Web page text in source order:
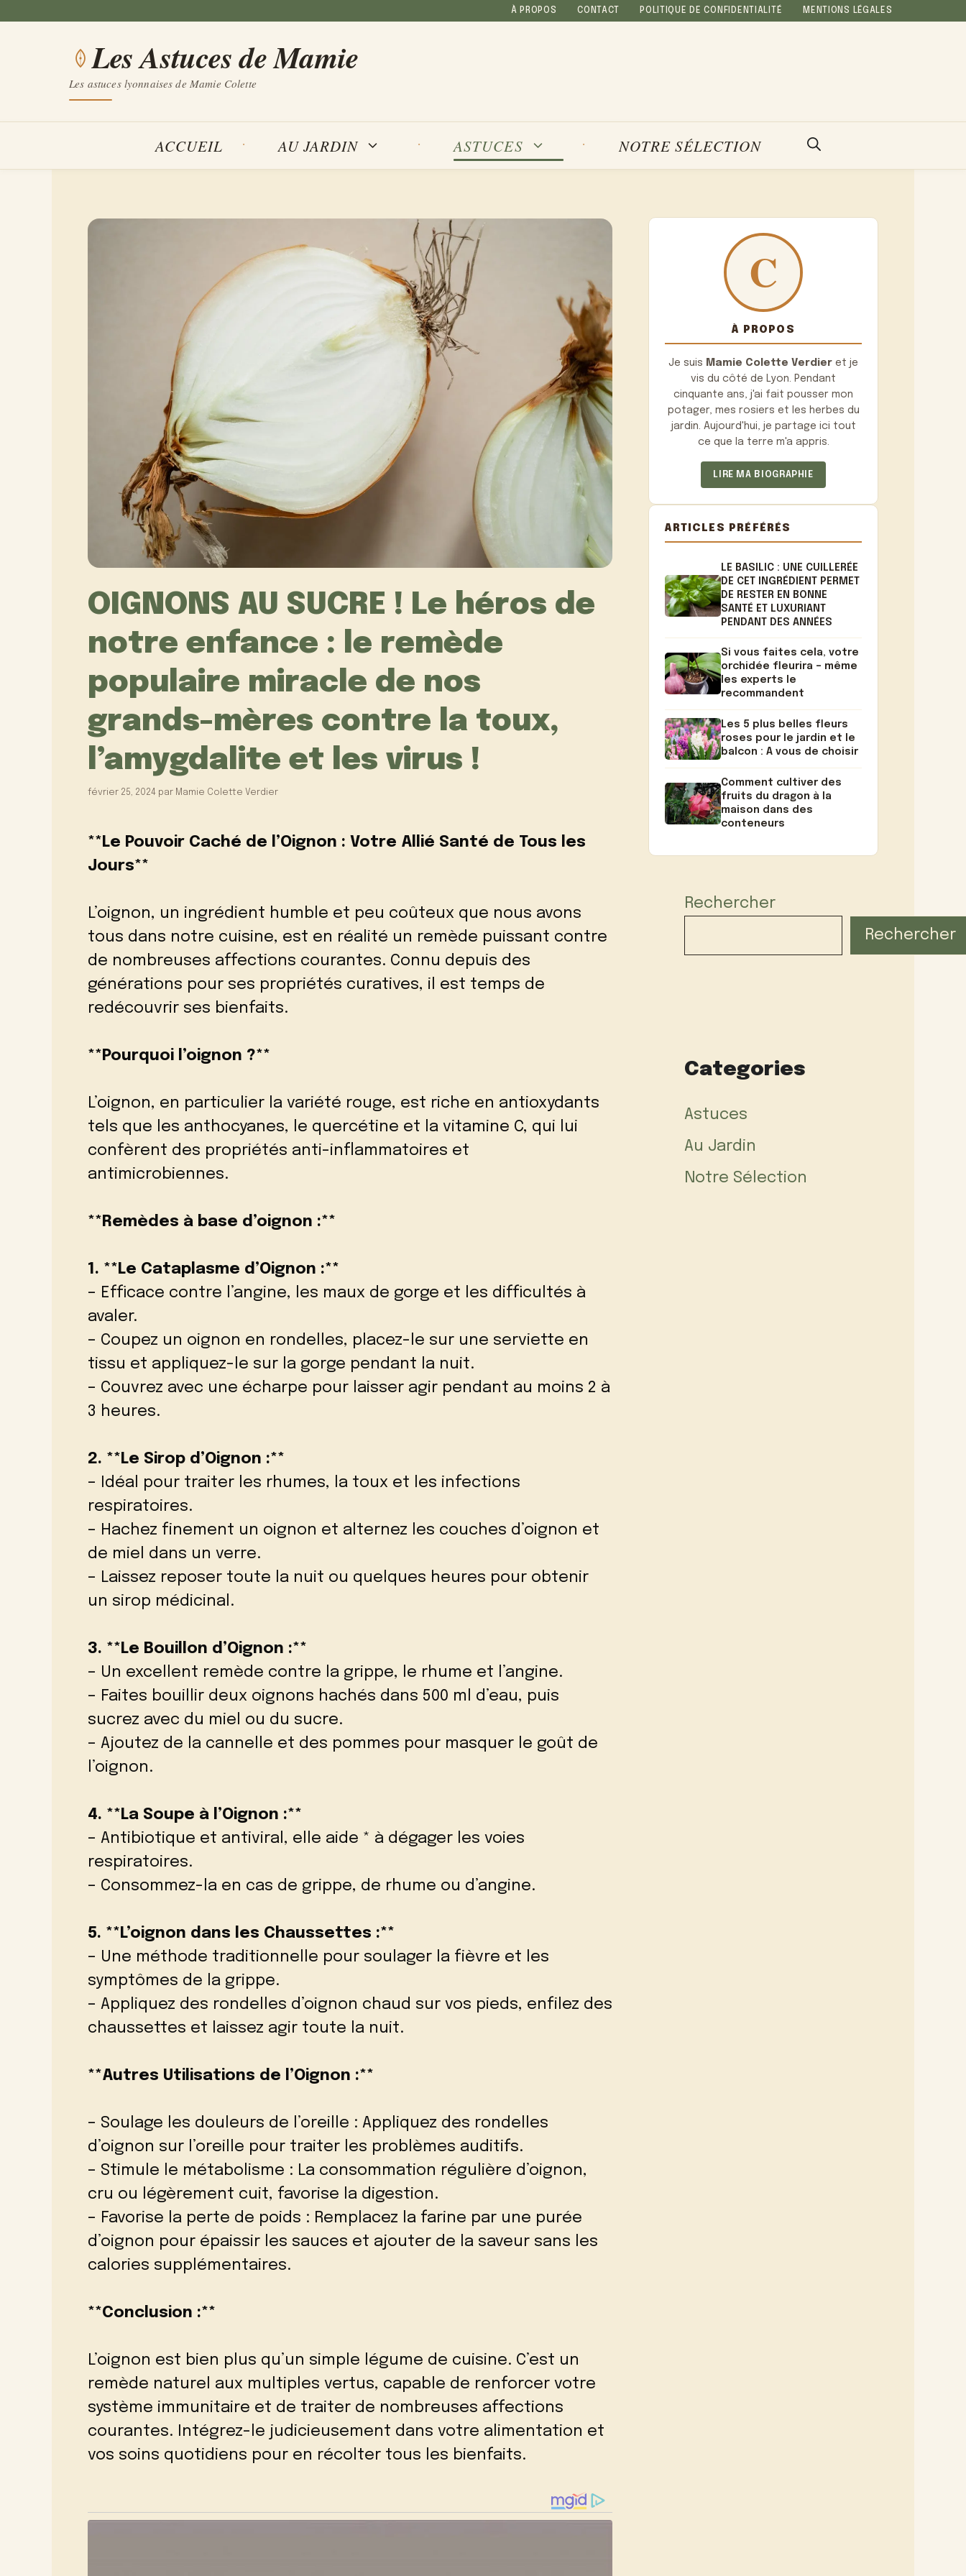
À PROPOS CONTACT POLITIQUE DE CONFIDENTIALITÉ MENTIONS LÉGALES
Les Astuces de Mamie
Les astuces lyonnaises de Mamie Colette
ACCUEIL AU JARDIN ASTUCES NOTRE SÉLECTION
OIGNONS AU SUCRE ! Le héros de
notre enfance : le remède
populaire miracle de nos
grands-mères contre la toux,
l’amygdalite et les virus !
février 25, 2024 par Mamie Colette Verdier
**Le Pouvoir Caché de l’Oignon : Votre Allié Santé de Tous les
Jours**
L’oignon, un ingrédient humble et peu coûteux que nous avons
tous dans notre cuisine, est en réalité un remède puissant contre
de nombreuses affections courantes. Connu depuis des
générations pour ses propriétés curatives, il est temps de
redécouvrir ses bienfaits.
**Pourquoi l’oignon ?**
L’oignon, en particulier la variété rouge, est riche en antioxydants
tels que les anthocyanes, le quercétine et la vitamine C, qui lui
confèrent des propriétés anti-inflammatoires et
antimicrobiennes.
**Remèdes à base d’oignon :**
1. **Le Cataplasme d’Oignon :**
– Efficace contre l’angine, les maux de gorge et les difficultés à
avaler.
– Coupez un oignon en rondelles, placez-le sur une serviette en
tissu et appliquez-le sur la gorge pendant la nuit.
– Couvrez avec une écharpe pour laisser agir pendant au moins 2 à
3 heures.
2. **Le Sirop d’Oignon :**
– Idéal pour traiter les rhumes, la toux et les infections
respiratoires.
– Hachez finement un oignon et alternez les couches d’oignon et
de miel dans un verre.
– Laissez reposer toute la nuit ou quelques heures pour obtenir
un sirop médicinal.
3. **Le Bouillon d’Oignon :**
– Un excellent remède contre la grippe, le rhume et l’angine.
– Faites bouillir deux oignons hachés dans 500 ml d’eau, puis
sucrez avec du miel ou du sucre.
– Ajoutez de la cannelle et des pommes pour masquer le goût de
l’oignon.
4. **La Soupe à l’Oignon :**
– Antibiotique et antiviral, elle aide * à dégager les voies
respiratoires.
– Consommez-la en cas de grippe, de rhume ou d’angine.
5. **L’oignon dans les Chaussettes :**
– Une méthode traditionnelle pour soulager la fièvre et les
symptômes de la grippe.
– Appliquez des rondelles d’oignon chaud sur vos pieds, enfilez des
chaussettes et laissez agir toute la nuit.
**Autres Utilisations de l’Oignon :**
– Soulage les douleurs de l’oreille : Appliquez des rondelles
d’oignon sur l’oreille pour traiter les problèmes auditifs.
– Stimule le métabolisme : La consommation régulière d’oignon,
cru ou légèrement cuit, favorise la digestion.
– Favorise la perte de poids : Remplacez la farine par une purée
d’oignon pour épaissir les sauces et ajouter de la saveur sans les
calories supplémentaires.
**Conclusion :**
L’oignon est bien plus qu’un simple légume de cuisine. C’est un
remède naturel aux multiples vertus, capable de renforcer votre
système immunitaire et de traiter de nombreuses affections
courantes. Intégrez-le judicieusement dans votre alimentation et
vos soins quotidiens pour en récolter tous les bienfaits.
À PROPOS
Je suis Mamie Colette Verdier et je
vis du côté de Lyon. Pendant
cinquante ans, j'ai fait pousser mon
potager, mes rosiers et les herbes du
jardin. Aujourd'hui, je partage ici tout
ce que la terre m'a appris.
LIRE MA BIOGRAPHIE
ARTICLES PRÉFÉRÉS
LE BASILIC : UNE CUILLERÉE
DE CET INGRÉDIENT PERMET
DE RESTER EN BONNE
SANTÉ ET LUXURIANT
PENDANT DES ANNÉES
Si vous faites cela, votre
orchidée fleurira – même
les experts le
recommandent
Les 5 plus belles fleurs
roses pour le jardin et le
balcon : A vous de choisir
Comment cultiver des
fruits du dragon à la
maison dans des
conteneurs
Rechercher
Rechercher
Categories
Astuces
Au Jardin
Notre Sélection